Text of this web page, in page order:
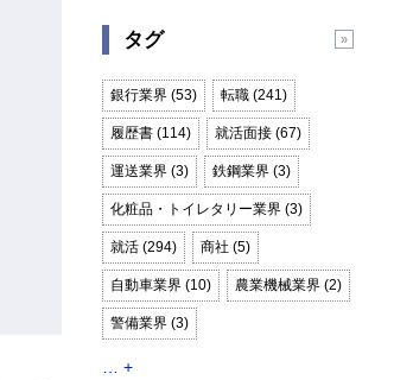
タグ
銀行業界 (53) 転職 (241)
履歴書 (114) 就活面接 (67)
運送業界 (3) 鉄鋼業界 (3)
化粧品・トイレタリー業界 (3)
就活 (294) 商社 (5)
自動車業界 (10) 農業機械業界 (2)
警備業界 (3)
… +